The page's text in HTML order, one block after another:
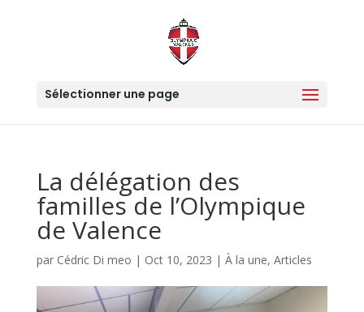
Sélectionner une page
La délégation des
familles de l’Olympique
de Valence
par Cédric Di meo | Oct 10, 2023 | À la une, Articles